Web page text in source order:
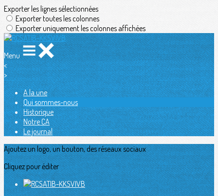
Exporter les lignes sélectionnées
Exporter toutes les colonnes
Exporter uniquement les colonnes affichées
Menu
<
>
A la une
Qui sommes-nous
Historique
Notre CA
Le journal
Ajoutez un logo, un bouton, des réseaux sociaux
Cliquez pour éditer